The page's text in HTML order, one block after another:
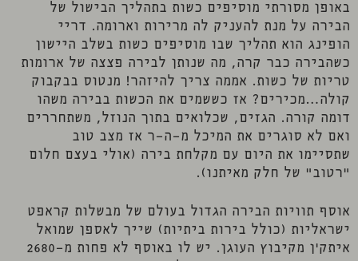
באופן מסורתי מוסיפים כשות בתהליך הבישול של
הבירה על מנת להעניק לה מרירות וארומה. דריי
הופינג הוא תהליך שבו מוסיפים כשות בשלב היישון
כשהבירה כבר קרה, מה שנותן לבירה פצצה של ארומות
טריות של כשות. אממה צריך להיזהר! מנטוס בבקבוק
קולה…מכירים? אז כששמים את הכשות בבירה משהו
דומה קורה. הגזים, שכלואים בתוך הנוזל, משתחררים
ואם לא סוגרים את המיכל מ-ה-ר אז מצב טוב
שתסיימו את היום עם מקלחת בירה (אולי בעצם חלום
"רטוב" של חלק מאיתנו).
אוסף תוויות הבירה הגדול בעולם של מבשלות קראפט
ישראליות (כולל בירות ביתיות) שייך לאספן שמואל
איתק'ן מקיבוץ העוגן. יש לו באוסף לא פחות מ-2680